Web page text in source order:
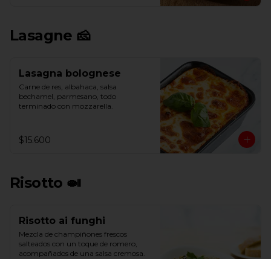
Lasagne 🧀
Lasagna bolognese
Carne de res, albahaca, salsa
bechamel, parmesano, todo
terminado con mozzarella.
$15.600
Risotto 🍛
Risotto ai funghi
Mezcla de champiñones frescos
salteados con un toque de romero,
acompañados de una salsa cremosa.